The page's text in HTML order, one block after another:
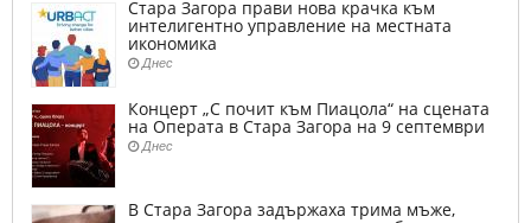
Стара Загора прави нова крачка към
интелигентно управление на местната
икономика
Днес
Концерт „С почит към Пиацола“ на сцената
на Операта в Стара Загора на 9 септември
Днес
В Стара Загора задържаха трима мъже,